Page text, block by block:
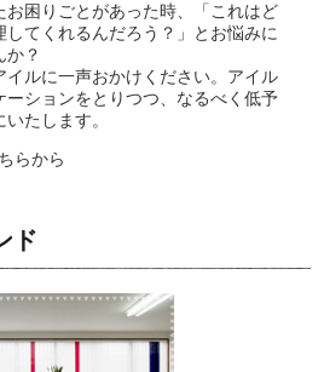
お困りごとがあった時、「これはど
してくれるんだろう？」とお悩みに
か？
イルに一声おかけください。アイル
ーションをとりつつ、なるべく低予
たします。
らから
ド